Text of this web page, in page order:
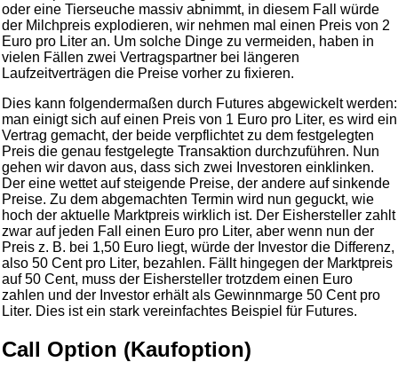
oder eine Tierseuche massiv abnimmt, in diesem Fall würde
der Milchpreis explodieren, wir nehmen mal einen Preis von 2
Euro pro Liter an. Um solche Dinge zu vermeiden, haben in
vielen Fällen zwei Vertragspartner bei längeren
Laufzeitverträgen die Preise vorher zu fixieren.
Dies kann folgendermaßen durch Futures abgewickelt werden:
man einigt sich auf einen Preis von 1 Euro pro Liter, es wird ein
Vertrag gemacht, der beide verpflichtet zu dem festgelegten
Preis die genau festgelegte Transaktion durchzuführen. Nun
gehen wir davon aus, dass sich zwei Investoren einklinken.
Der eine wettet auf steigende Preise, der andere auf sinkende
Preise. Zu dem abgemachten Termin wird nun geguckt, wie
hoch der aktuelle Marktpreis wirklich ist. Der Eishersteller zahlt
zwar auf jeden Fall einen Euro pro Liter, aber wenn nun der
Preis z. B. bei 1,50 Euro liegt, würde der Investor die Differenz,
also 50 Cent pro Liter, bezahlen. Fällt hingegen der Marktpreis
auf 50 Cent, muss der Eishersteller trotzdem einen Euro
zahlen und der Investor erhält als Gewinnmarge 50 Cent pro
Liter. Dies ist ein stark vereinfachtes Beispiel für Futures.
Call Option (Kaufoption)